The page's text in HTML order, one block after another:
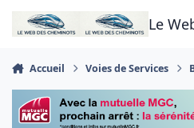
Aller au contenu
Le
Accueil Voies de Services